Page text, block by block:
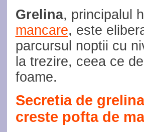
Grelina, principalul
mancare, este
parcursul noptii cu
la trezire, ceea ce
foame.
Secretia de
creste pofta de